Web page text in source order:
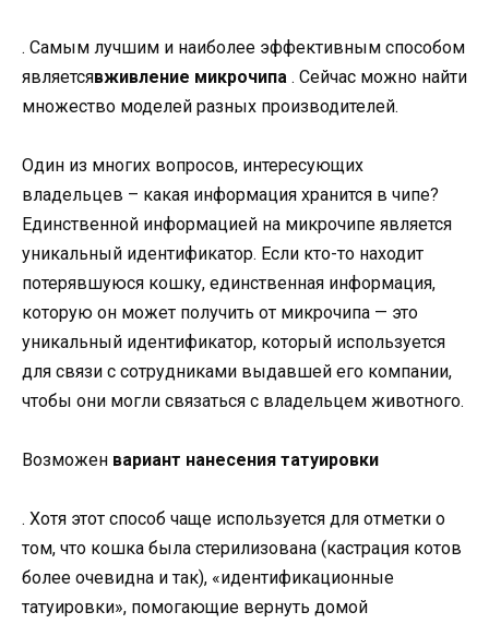
. Самым лучшим и наиболее эффективным способом
являетсявживление микрочипа . Сейчас можно найти
множество моделей разных производителей.
Один из многих вопросов, интересующих
владельцев – какая информация хранится в чипе?
Единственной информацией на микрочипе является
уникальный идентификатор. Если кто-то находит
потерявшуюся кошку, единственная информация,
которую он может получить от микрочипа — это
уникальный идентификатор, который используется
для связи с сотрудниками выдавшей его компании,
чтобы они могли связаться с владельцем животного.
Возможен вариант нанесения татуировки
. Хотя этот способ чаще используется для отметки о
том, что кошка была стерилизована (кастрация котов
более очевидна и так), «идентификационные
татуировки», помогающие вернуть домой